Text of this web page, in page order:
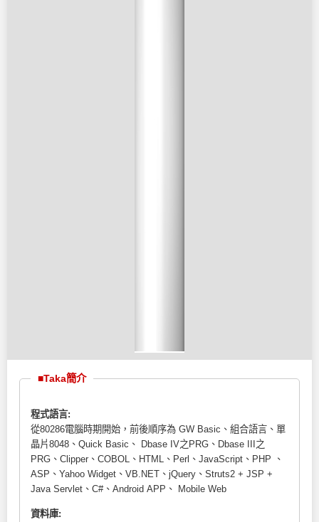
■Taka簡介
程式語言:
從80286電腦時期開始，前後順序為 GW Basic、組合語言、單
晶片8048、Quick Basic、 Dbase IV之PRG、Dbase III之
PRG、Clipper、COBOL、HTML、Perl、JavaScript、PHP 、
ASP、Yahoo Widget、VB.NET、jQuery、Struts2 + JSP +
Java Servlet、C#、Android APP、 Mobile Web
資料庫: